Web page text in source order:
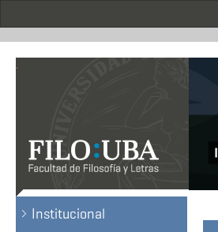
.
Institucional